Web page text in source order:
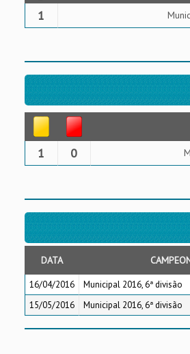
1
1 0
DATA
16/04/2016 Municipal 2016, 6ª divisão
15/05/2016
Municipal 2016, 6ª divisão